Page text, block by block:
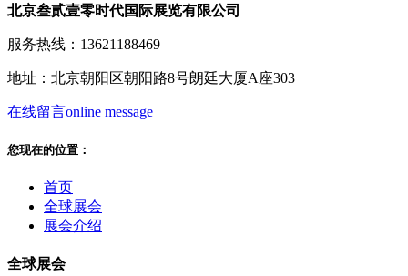
北京叁贰壹零时代国际展览有限公司
服务热线：13621188469
地址：北京朝阳区朝阳路8号朗廷大厦A座303
在线留言online message
您现在的位置：
首页
全球展会
展会介绍
全球展会